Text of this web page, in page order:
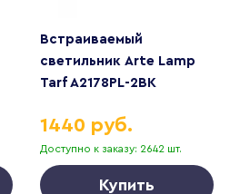
Встраиваемый
светильник Arte Lamp
Tarf A2178PL-2BK
Доступно к заказу: 2642 шт.
1440 руб.
Купить